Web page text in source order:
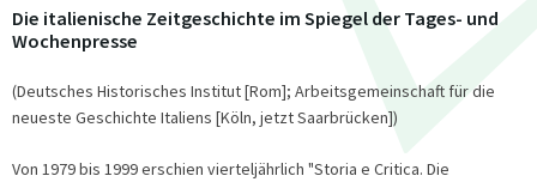
Die italienische Zeitgeschichte im Spiegel der Tages- und
Wochenpresse
(Deutsches Historisches Institut [Rom]; Arbeitsgemeinschaft für die
neueste Geschichte Italiens [Köln, jetzt Saarbrücken])
Von 1979 bis 1999 erschien vierteljährlich "Storia e Critica. Die